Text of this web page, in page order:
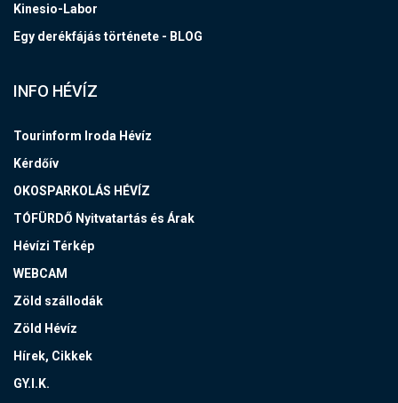
Kinesio-Labor
Egy derékfájás története - BLOG
INFO HÉVÍZ
Tourinform Iroda Hévíz
Kérdőív
OKOSPARKOLÁS HÉVÍZ
TÓFÜRDŐ Nyitvatartás és Árak
Hévízi Térkép
WEBCAM
Zöld szállodák
Zöld Hévíz
Hírek, Cikkek
GY.I.K.